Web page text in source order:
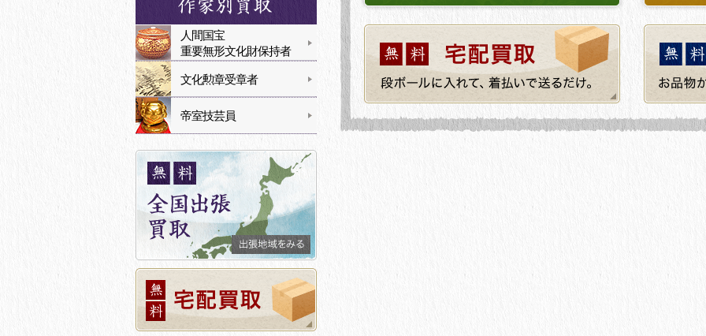
人間国宝
重要無形文化財保持者
文化勲章受章者
帝室技芸員